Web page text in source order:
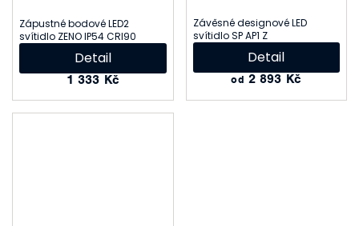
Zápustné bodové LED2
svítidlo ZENO IP54 CRI90
1 333 Kč
Detail
Závěsné designové LED
svítidlo SP AP1 Z
od 2 893 Kč
Detail